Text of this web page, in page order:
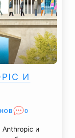
И
0
Anthropic и